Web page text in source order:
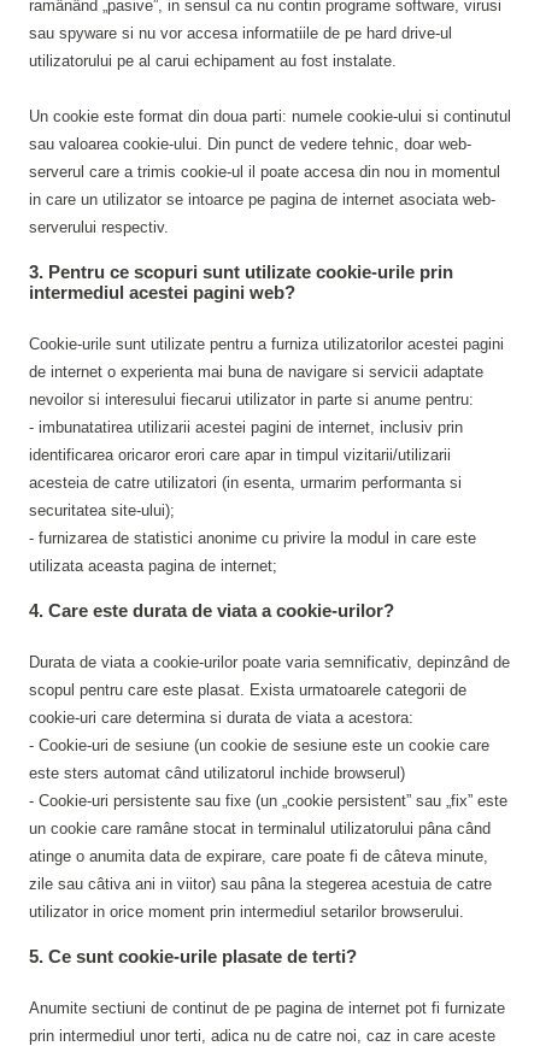
ramânând „pasive”, in sensul ca nu contin programe software, virusi
sau spyware si nu vor accesa informatiile de pe hard drive-ul
utilizatorului pe al carui echipament au fost instalate.
Un cookie este format din doua parti: numele cookie-ului si continutul
sau valoarea cookie-ului. Din punct de vedere tehnic, doar web-
serverul care a trimis cookie-ul il poate accesa din nou in momentul
in care un utilizator se intoarce pe pagina de internet asociata web-
serverului respectiv.
3. Pentru ce scopuri sunt utilizate cookie-urile prin
intermediul acestei pagini web?
Cookie-urile sunt utilizate pentru a furniza utilizatorilor acestei pagini
de internet o experienta mai buna de navigare si servicii adaptate
nevoilor si interesului fiecarui utilizator in parte si anume pentru:
- imbunatatirea utilizarii acestei pagini de internet, inclusiv prin
identificarea oricaror erori care apar in timpul vizitarii/utilizarii
acesteia de catre utilizatori (in esenta, urmarim performanta si
securitatea site-ului);
- furnizarea de statistici anonime cu privire la modul in care este
utilizata aceasta pagina de internet;
4. Care este durata de viata a cookie-urilor?
Durata de viata a cookie-urilor poate varia semnificativ, depinzând de
scopul pentru care este plasat. Exista urmatoarele categorii de
cookie-uri care determina si durata de viata a acestora:
- Cookie-uri de sesiune (un cookie de sesiune este un cookie care
este sters automat când utilizatorul inchide browserul)
- Cookie-uri persistente sau fixe (un „cookie persistent” sau „fix” este
un cookie care ramâne stocat in terminalul utilizatorului pâna când
atinge o anumita data de expirare, care poate fi de câteva minute,
zile sau câtiva ani in viitor) sau pâna la stegerea acestuia de catre
utilizator in orice moment prin intermediul setarilor browserului.
5. Ce sunt cookie-urile plasate de terti?
Anumite sectiuni de continut de pe pagina de internet pot fi furnizate
prin intermediul unor terti, adica nu de catre noi, caz in care aceste